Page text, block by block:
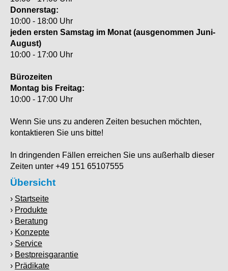
Donnerstag:
10:00 - 18:00 Uhr
jeden ersten Samstag im Monat (ausgenommen Juni-
August)
10:00 - 17:00 Uhr
Bürozeiten
Montag bis Freitag:
10:00 - 17:00 Uhr
Wenn Sie uns zu anderen Zeiten besuchen möchten,
kontaktieren Sie uns bitte!
In dringenden Fällen erreichen Sie uns außerhalb dieser
Zeiten unter +49 151 65107555
Übersicht
Startseite
Produkte
Beratung
Konzepte
Service
Bestpreisgarantie
Prädikate